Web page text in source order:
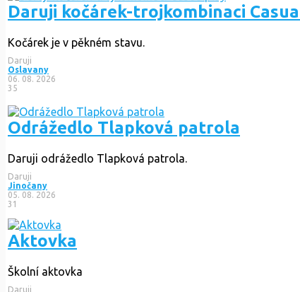
Daruji kočárek-trojkombinaci
Kočárek je v pěkném stavu.
Daruji
Oslavany
06. 08. 2026
35
Odrážedlo Tlapková patrola
Daruji odrážedlo Tlapková patrola.
Daruji
Jinočany
05. 08. 2026
31
Aktovka
Školní aktovka
Daruji